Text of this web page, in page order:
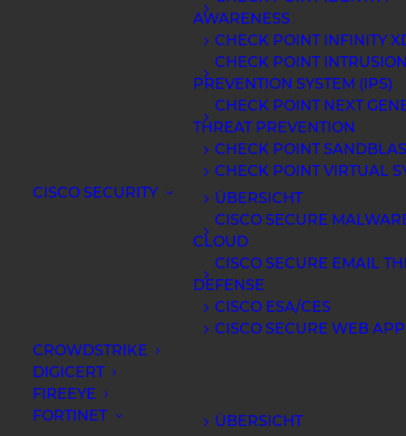
AWARENESS
CHECK POINT INFINITY
CHECK POINT
PREVENTION SYSTEM (IPS)
CHECK POINT NEXT
THREAT PREVENTION
CHECK POINT
CHECK POINT VIRTUAL
CISCO SECURITY
ÜBERSICHT
CISCO SECURE
CLOUD
CISCO SECURE EMAIL
DEFENSE
CISCO ESA/CES
CISCO SECURE WEB
CROWDSTRIKE
DIGICERT
FIREEYE
FORTINET
ÜBERSICHT
Blog
Wer braucht heute noch VMs?
MEHR ERFAHREN